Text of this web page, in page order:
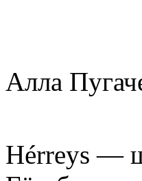
Алла
Hérreys —